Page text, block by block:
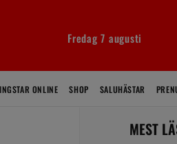
Fredag 7 augusti
ONLINE SHOP SALUHÄSTAR
MEST